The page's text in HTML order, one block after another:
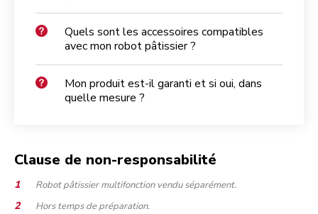
Quels sont les accessoires compatibles
avec mon robot pâtissier ?
Mon produit est-il garanti et si oui, dans
quelle mesure ?
Clause de non-responsabilité
Robot pâtissier multifonction vendu séparément.
Hors temps de préparation.